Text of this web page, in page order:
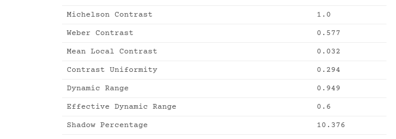
Michelson Contrast 1.0
Weber Contrast 0.577
Mean Local Contrast 0.032
Contrast Uniformity 0.294
Dynamic Range 0.949
Effective Dynamic Range 0.6
Shadow Percentage 10.376